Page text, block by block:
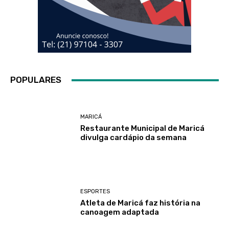
POPULARES
MARICÁ
Restaurante Municipal de Maricá
divulga cardápio da semana
ESPORTES
Atleta de Maricá faz história na
canoagem adaptada